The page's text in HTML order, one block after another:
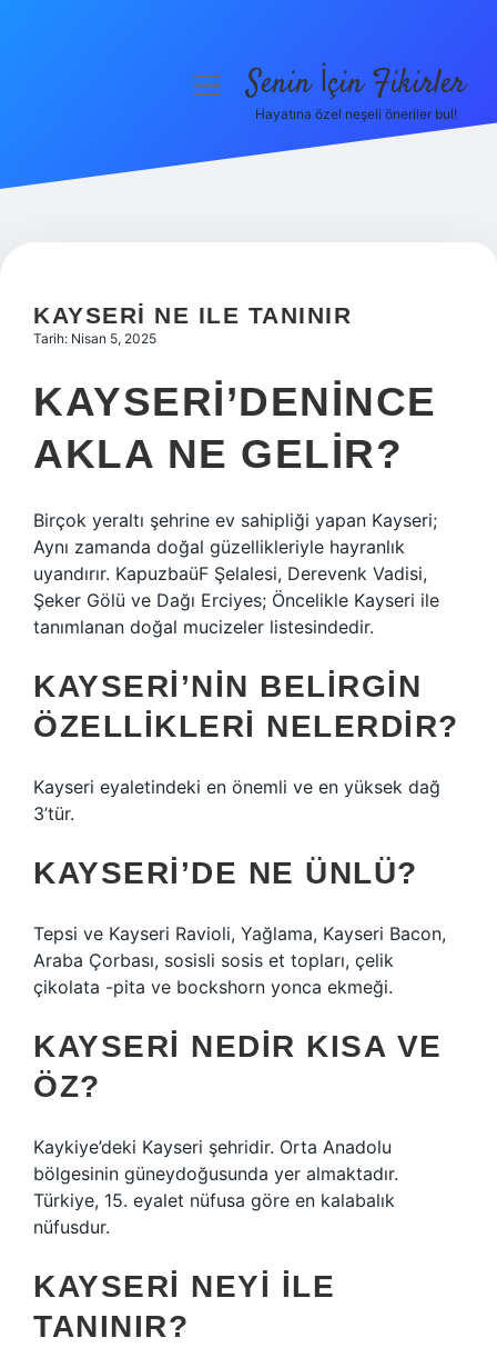
Hakkımızda
menüyüSenin İçin Fikirler
Hayatına özel neşeli öneriler bul!
KAYSERI NE ILE TANINIR
Tarih: Nisan 5, 2025
KAYSERI’DENINCE
AKLA NE GELIR?
Birçok yeraltı şehrine ev sahipliği yapan Kayseri;
Aynı zamanda doğal güzellikleriyle hayranlık
uyandırır. KapuzbaüF Şelalesi, Derevenk Vadisi,
Şeker Gölü ve Dağı Erciyes; Öncelikle Kayseri ile
tanımlanan doğal mucizeler listesindedir.
KAYSERI’NIN BELIRGIN
ÖZELLIKLERI NELERDIR?
Kayseri eyaletindeki en önemli ve en yüksek dağ
3’tür.
KAYSERI’DE NE ÜNLÜ?
Tepsi ve Kayseri Ravioli, Yağlama, Kayseri Bacon,
Araba Çorbası, sosisli sosis et topları, çelik
çikolata -pita ve bockshorn yonca ekmeği.
KAYSERI NEDIR KISA VE
ÖZ?
Kaykiye’deki Kayseri şehridir. Orta Anadolu
bölgesinin güneydoğusunda yer almaktadır.
Türkiye, 15. eyalet nüfusa göre en kalabalık
nüfusdur.
KAYSERI NEYI ILE
TANINIR?